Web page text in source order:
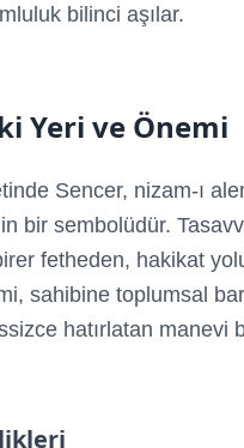
bilinci aşılar.
Yeri ve Önemi
Sencer, nizam-ı
bir sembolüdür.
fetheden, hakikat
sahibine toplumsal
hatırlatan manevi